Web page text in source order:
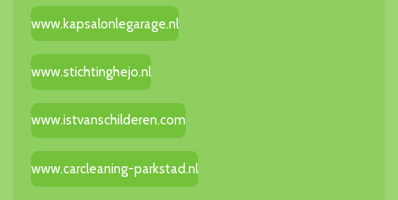
www.kapsalonlegarage.nl
www.stichtinghejo.nl
www.istvanschilderen.com
www.carcleaning-parkstad.nl